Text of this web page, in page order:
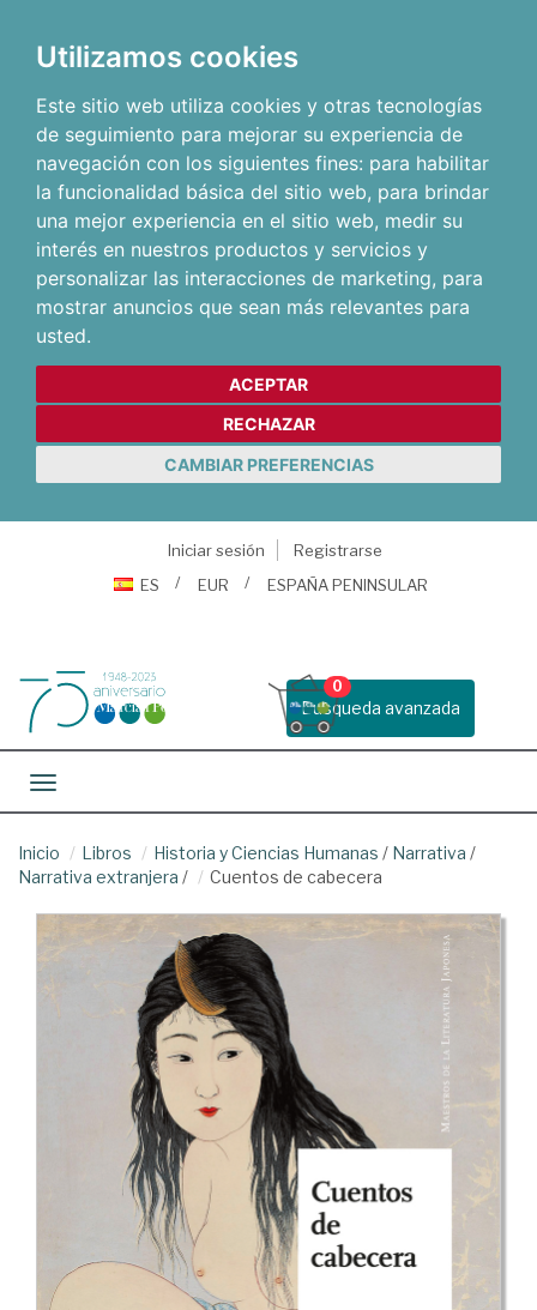
Utilizamos cookies
Este sitio web utiliza cookies y otras tecnologías
de seguimiento para mejorar su experiencia de
navegación con los siguientes fines: para habilitar
la funcionalidad básica del sitio web, para brindar
una mejor experiencia en el sitio web, medir su
interés en nuestros productos y servicios y
personalizar las interacciones de marketing, para
mostrar anuncios que sean más relevantes para
usted.
ACEPTAR
RECHAZAR
CAMBIAR PREFERENCIAS
Iniciar sesión
Registrarse
ES
EUR ESPAÑA PENINSULAR
Busqueda avanzada
0
Toggle navigation
Inicio Libros Historia y Ciencias Humanas / Narrativa /
Narrativa extranjera / Cuentos de cabecera